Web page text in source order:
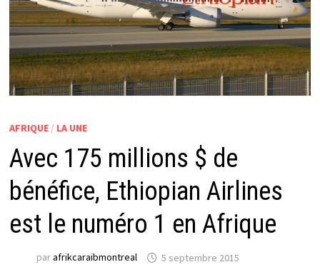
AFRIQUE/ LA UNE
Avec 175 millions $ de
bénéfice, Ethiopian Airlines
est le numéro 1 en Afrique
parafrikcaraibmontreal 5 septembre 2015